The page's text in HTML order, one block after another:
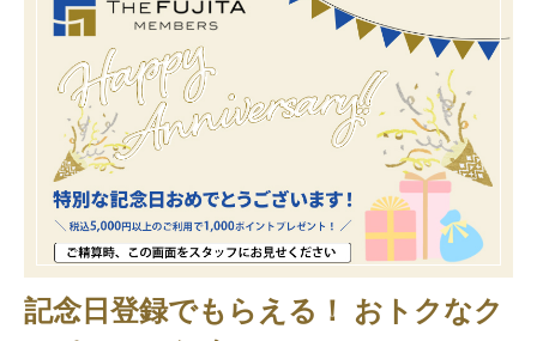
記念日登録でもらえる！ おトクなク